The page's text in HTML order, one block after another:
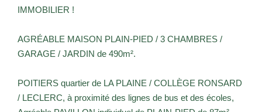
IMMOBILIER !
AGRÉABLE MAISON PLAIN-PIED / 3 CHAMBRES /
GARAGE / JARDIN de 490m².
POITIERS quartier de LA PLAINE / COLLÈGE RONSARD
/ LECLERC, à proximité des lignes de bus et des écoles,